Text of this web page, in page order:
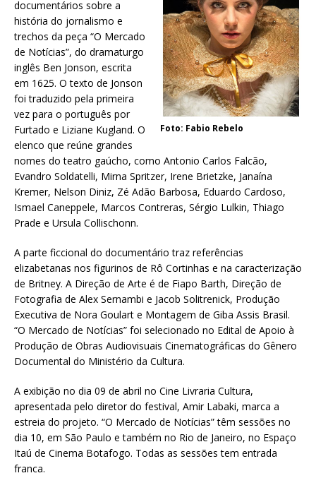
Foto: Fabio Rebelo
documentários sobre a
história do jornalismo e
trechos da peça “O Mercado
de Notícias”, do dramaturgo
inglês Ben Jonson, escrita
em 1625. O texto de Jonson
foi traduzido pela primeira
vez para o português por
Furtado e Liziane Kugland. O
elenco que reúne grandes
nomes do teatro gaúcho, como Antonio Carlos Falcão,
Evandro Soldatelli, Mirna Spritzer, Irene Brietzke, Janaína
Kremer, Nelson Diniz, Zé Adão Barbosa, Eduardo Cardoso,
Ismael Caneppele, Marcos Contreras, Sérgio Lulkin, Thiago
Prade e Ursula Collischonn.
A parte ficcional do documentário traz referências
elizabetanas nos figurinos de Rô Cortinhas e na caracterização
de Britney. A Direção de Arte é de Fiapo Barth, Direção de
Fotografia de Alex Sernambi e Jacob Solitrenick, Produção
Executiva de Nora Goulart e Montagem de Giba Assis Brasil.
“O Mercado de Notícias” foi selecionado no Edital de Apoio à
Produção de Obras Audiovisuais Cinematográficas do Gênero
Documental do Ministério da Cultura.
A exibição no dia 09 de abril no Cine Livraria Cultura,
apresentada pelo diretor do festival, Amir Labaki, marca a
estreia do projeto. “O Mercado de Notícias” têm sessões no
dia 10, em São Paulo e também no Rio de Janeiro, no Espaço
Itaú de Cinema Botafogo. Todas as sessões tem entrada
franca.